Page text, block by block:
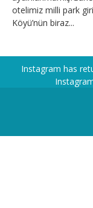
otelimiz milli park
Köyü’nün biraz...
Instagram has